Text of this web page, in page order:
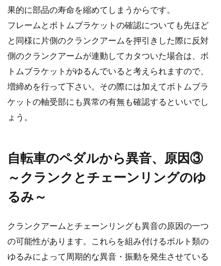
あなたは、ダイエットをしたいと思ったらまず
何をはじめますか？食事制限ですか？それと
自分では何ができる？自転車ブレー
キの調整方法
ではあり...
果的に部品の寿命を縮めてしまうからです。
フレームとボトムブラケットの確認についても先ほど
と同様に片側のクランクアームを押引きした際に反対
側のクランクアームが連動してカタついた場合は、ボ
トムブラケットがゆるんでいると考えられますので、
増締めを行って下さい。その際には加えてボトムブラ
ケットの軸受部にも異常の有無も確認するといいでし
ょう。
自転車のペダルから異音、原因③
～クランクとチェーンリングのゆ
るみ～
クランクアームとチェーンリングも異音の原因の一つ
の可能性があります。これらを組み付けるボルト類の
ゆるみによって周期的な異音・振動を発生させている